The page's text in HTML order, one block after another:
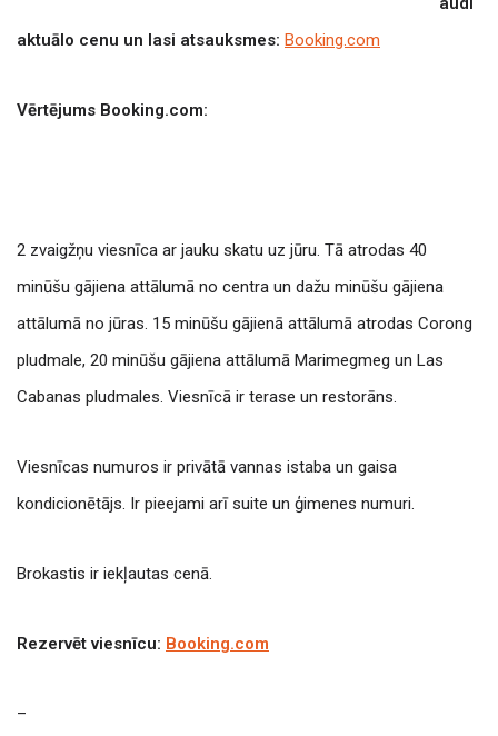
aktuālo cenu un lasi atsauksmes: Booking.com
Vērtējums Booking.com:
2 zvaigžņu viesnīca ar jauku skatu uz jūru. Tā atrodas 40
minūšu gājiena attālumā no centra un dažu minūšu gājiena
attālumā no jūras. 15 minūšu gājienā attālumā atrodas Corong
pludmale, 20 minūšu gājiena attālumā Marimegmeg un Las
Cabanas pludmales. Viesnīcā ir terase un restorāns.
Viesnīcas numuros ir privātā vannas istaba un gaisa
kondicionētājs. Ir pieejami arī suite un ģimenes numuri.
Brokastis ir iekļautas cenā.
Rezervēt viesnīcu: Booking.com
–